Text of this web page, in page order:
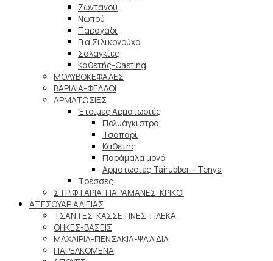
Ζωντανού
Νωπού
Παραγάδι
Για Σιλικονούχα
Σαλαγκίες
Καθετής-Casting
ΜΟΛΥΒΟΚΕΦΑΛΕΣ
ΒΑΡΙΔΙΑ-ΦΕΛΛΟΙ
ΑΡΜΑΤΩΣΙΕΣ
Έτοιμες Αρματωσιές
Πολυάγκιστρα
Τσαπαρί
Καθετής
Παράμαλα μονά
Αρματωσιές Tairubber – Tenya
Τρέσσες
ΣΤΡΙΦΤΑΡΙΑ-ΠΑΡΑΜΑΝΕΣ-ΚΡΙΚΟΙ
ΑΞΕΣΟΥΑΡ ΑΛΙΕΙΑΣ
ΤΣΑΝΤΕΣ-ΚΑΣΣΕΤΙΝΕΣ-ΓΙΛΕΚΑ
ΘΗΚΕΣ-ΒΑΣΕΙΣ
ΜΑΧΑΙΡΙΑ-ΠΕΝΣΑΚΙΑ-ΨΑΛΙΔΙΑ
ΠΑΡΕΛΚΟΜΕΝΑ